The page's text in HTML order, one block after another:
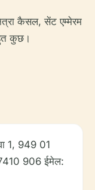
कैसल, सेंट एम्मेरम
कुछ।
1, 949 01
7410 906 ईमेल: